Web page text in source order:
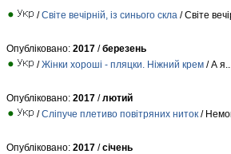
/Світе вечірній, із синього скла / Світе
Опубліковано: 2017 /березень
/Жінки хороші - пляцки. Ніжний крем / А
Опубліковано: 2017 /лютий
/Сліпуче плетиво повітряних ниток /
Опубліковано: 2017 /січень